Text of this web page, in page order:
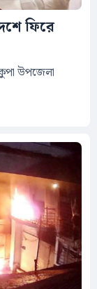
ফিরে
উপজেলা